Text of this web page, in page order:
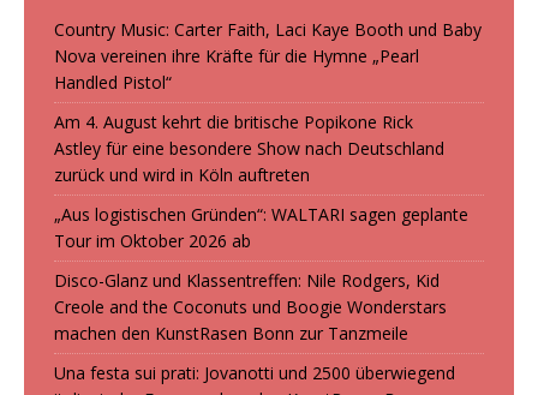
Country Music: Carter Faith, Laci Kaye Booth und Baby
Nova vereinen ihre Kräfte für die Hymne „Pearl
Handled Pistol“
Am 4. August kehrt die britische Popikone Rick
Astley für eine besondere Show nach Deutschland
zurück und wird in Köln auftreten
„Aus logistischen Gründen“: WALTARI sagen geplante
Tour im Oktober 2026 ab
Disco-Glanz und Klassentreffen: Nile Rodgers, Kid
Creole and the Coconuts und Boogie Wonderstars
machen den KunstRasen Bonn zur Tanzmeile
Una festa sui prati: Jovanotti und 2500 überwiegend